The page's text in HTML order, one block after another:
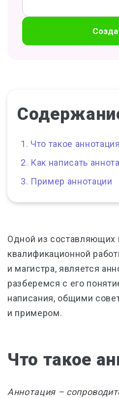
Что такое аннотация
Как написать
Пример аннотации
Одной из составляющих
квалификационной
и магистра, является
разберемся с его
написания, общими
и примером.
Что такое
Аннотация –